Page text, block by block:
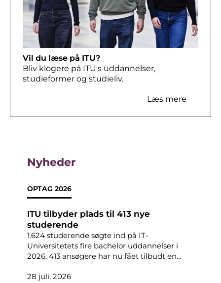
Vil du læse på ITU?
Bliv klogere på ITU's uddannelser,
studieformer og studieliv.
Læs mere
Nyheder
OPTAG 2026
ITU tilbyder plads til 413 nye
studerende
1.624 studerende søgte ind på IT-
Universitetets fire bachelor uddannelser i
2026. 413 ansøgere har nu fået tilbudt en
28 juli, 2026